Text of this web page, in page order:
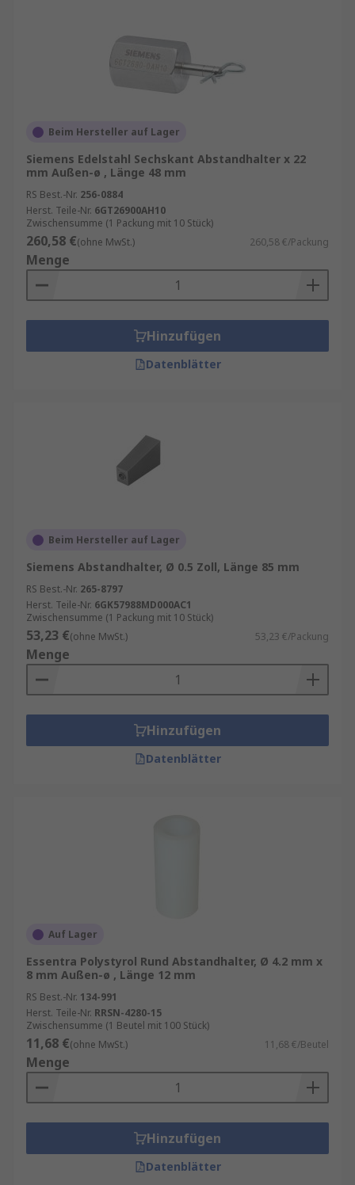
Beim Hersteller auf Lager
Siemens Edelstahl Sechskant Abstandhalter x 22
mm Außen-ø , Länge 48 mm
RS Best.-Nr. 256-0884
Herst. Teile-Nr. 6GT26900AH10
Zwischensumme (1 Packung mit 10 Stück)
260,58 €(ohne MwSt.) 260,58 €/Packung
Menge
Hinzufügen
Datenblätter
Beim Hersteller auf Lager
Siemens Abstandhalter, Ø 0.5 Zoll, Länge 85 mm
RS Best.-Nr. 265-8797
Herst. Teile-Nr. 6GK57988MD000AC1
Zwischensumme (1 Packung mit 10 Stück)
53,23 €(ohne MwSt.) 53,23 €/Packung
Menge
Hinzufügen
Datenblätter
Auf Lager
Essentra Polystyrol Rund Abstandhalter, Ø 4.2 mm x
8 mm Außen-ø , Länge 12 mm
RS Best.-Nr. 134-991
Herst. Teile-Nr. RRSN-4280-15
Zwischensumme (1 Beutel mit 100 Stück)
11,68 €(ohne MwSt.) 11,68 €/Beutel
Menge
Hinzufügen
Datenblätter